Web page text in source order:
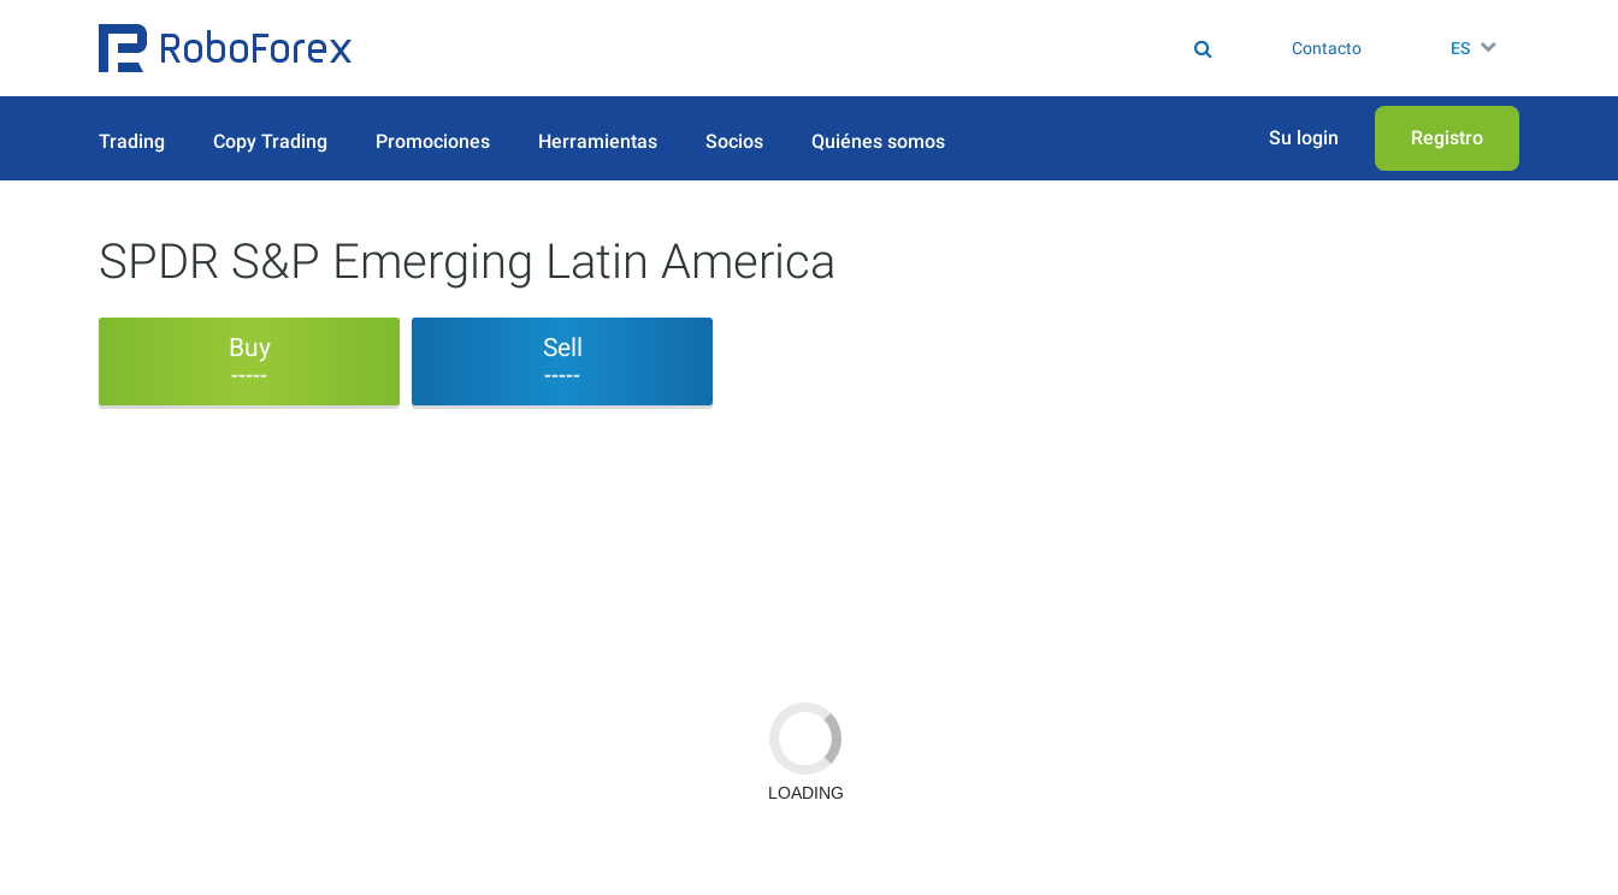
Contacto ES
Trading Copy Trading Promociones Herramientas Socios Quiénes somos Su login Registro
SPDR S&P Emerging Latin America
Buy
-----
Sell
-----